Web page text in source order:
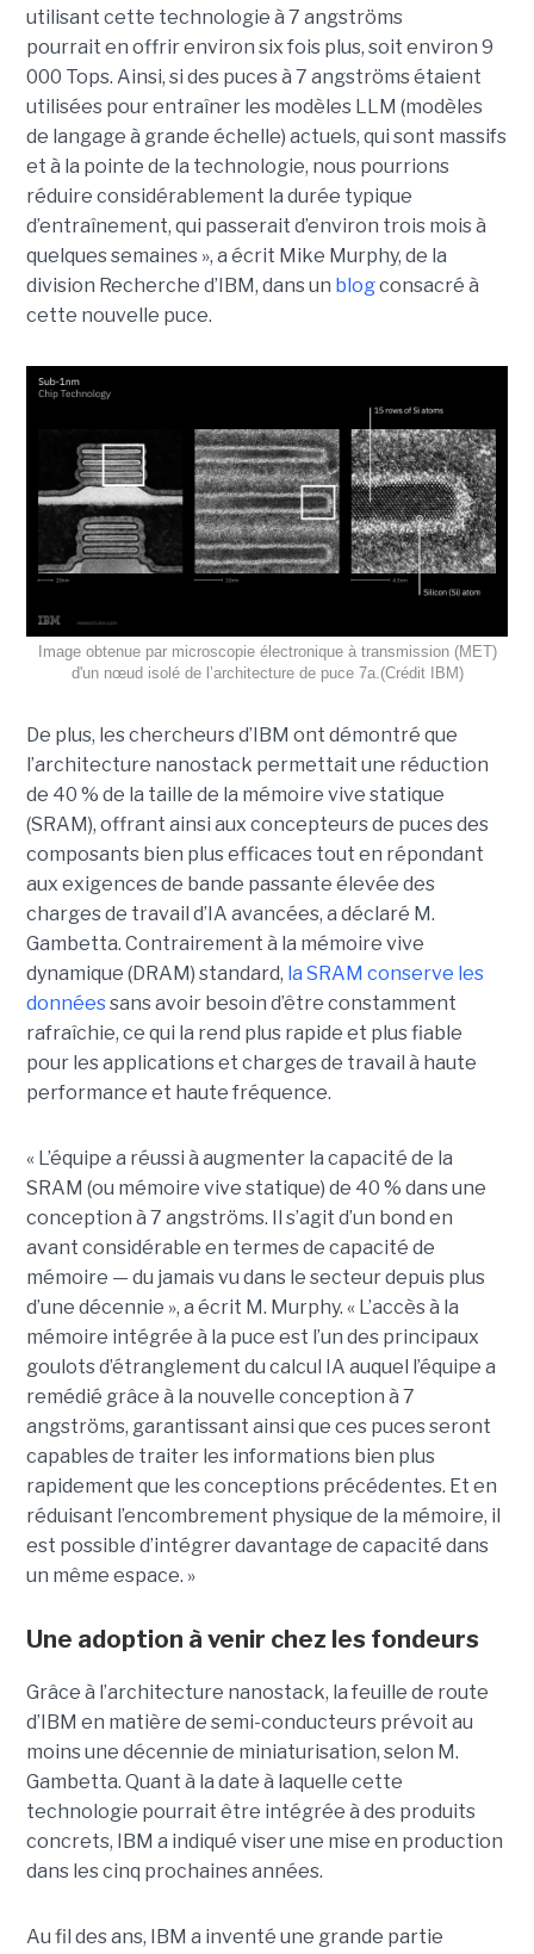
utilisant cette technologie à 7 angströms
pourrait en offrir environ six fois plus, soit environ 9
000 Tops. Ainsi, si des puces à 7 angströms étaient
utilisées pour entraîner les modèles LLM (modèles
de langage à grande échelle) actuels, qui sont massifs
et à la pointe de la technologie, nous pourrions
réduire considérablement la durée typique
d’entraînement, qui passerait d’environ trois mois à
quelques semaines », a écrit Mike Murphy, de la
division Recherche d’IBM, dans un blogconsacré à
cette nouvelle puce.
Image obtenue par microscopie électronique à transmission (MET)
d'un nœud isolé de l’architecture de puce 7a.(Crédit IBM)
De plus, les chercheurs d’IBM ont démontré que
l’architecture nanostack permettait une réduction
de 40 % de la taille de la mémoire vive statique
(SRAM), offrant ainsi aux concepteurs de puces des
composants bien plus efficaces tout en répondant
aux exigences de bande passante élevée des
charges de travail d’IA avancées, a déclaré M.
Gambetta. Contrairement à la mémoire vive
dynamique (DRAM) standard, la SRAM conserve les
donnéessans avoir besoin d’être constamment
rafraîchie, ce qui la rend plus rapide et plus fiable
pour les applications et charges de travail à haute
performance et haute fréquence.
« L’équipe a réussi à augmenter la capacité de la
SRAM (ou mémoire vive statique) de 40 % dans une
conception à 7 angströms. Il s’agit d’un bond en
avant considérable en termes de capacité de
mémoire — du jamais vu dans le secteur depuis plus
d’une décennie », a écrit M. Murphy. « L’accès à la
mémoire intégrée à la puce est l’un des principaux
goulots d’étranglement du calcul IA auquel l’équipe a
remédié grâce à la nouvelle conception à 7
angströms, garantissant ainsi que ces puces seront
capables de traiter les informations bien plus
rapidement que les conceptions précédentes. Et en
réduisant l’encombrement physique de la mémoire, il
est possible d’intégrer davantage de capacité dans
un même espace. »
Une adoption à venir chez les fondeurs
Grâce à l’architecture nanostack, la feuille de route
d’IBM en matière de semi-conducteurs prévoit au
moins une décennie de miniaturisation, selon M.
Gambetta. Quant à la date à laquelle cette
technologie pourrait être intégrée à des produits
concrets, IBM a indiqué viser une mise en production
dans les cinq prochaines années.
Au fil des ans, IBM a inventé une grande partie